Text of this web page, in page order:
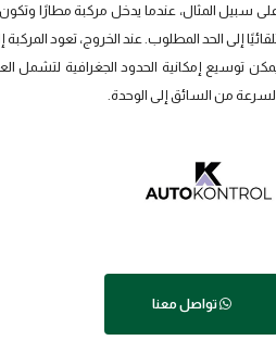
سبيل المثال، عندما يدخل مركبة مطارًا
إلى الحد المطلوب. عند الخروج، تعود المركبة
توسيع إمكانية الحدود الجغرافية لتشمل
من السائق إلى الوحدة.
تواصل معنا